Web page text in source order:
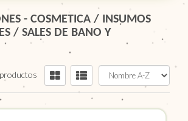
- COSMETICA / INSUMOS
/ SALES DE BANO Y
productos